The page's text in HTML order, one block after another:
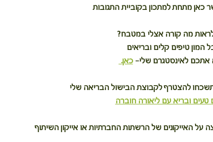
כאן מתחת למתכון בקוביית התגובות
לראות מה קורה אצלי במטבח?
המון טיפים קלים ובריאים
אתכם לאינסטגרם שלי– כאן.
להצטרף לקבוצת הבישול הבריאה שלי
ובריא עם ליאורה חוברה
האייקונים של הרשתות החברתיות או אייקון השיתוף